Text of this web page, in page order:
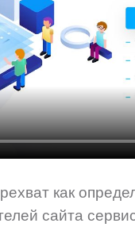
как
сайта